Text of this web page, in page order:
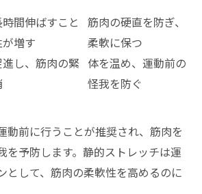
間伸ばすこと
増す
筋肉の硬直を防ぎ、
柔軟に保つ
し、筋肉の緊 体を温め、運動前の
怪我を防ぐ
動前に行うことが推奨され、筋肉を
を予防します。静的ストレッチは運
として、筋肉の柔軟性を高めるのに